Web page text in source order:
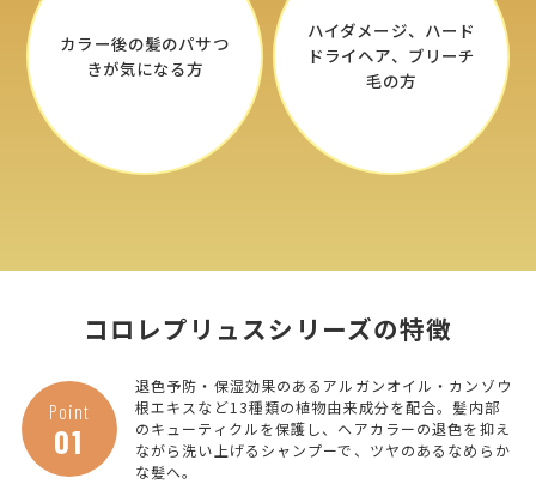
カラー後の髪のパサつ
きが気になる方
ハイダメージ、 ハード
ドライヘア、 ブリーチ
毛の方
コロレプリュスシリーズの特徴
Point
01
退色予防・保湿効果のあるアルガンオイル・カンゾウ
根エキスなど13種類の植物由来成分を配合。髪内部
のキューティクルを保護し、ヘアカラーの退色を抑え
ながら洗い上げるシャンプーで、ツヤのあるなめらか
な髪へ。